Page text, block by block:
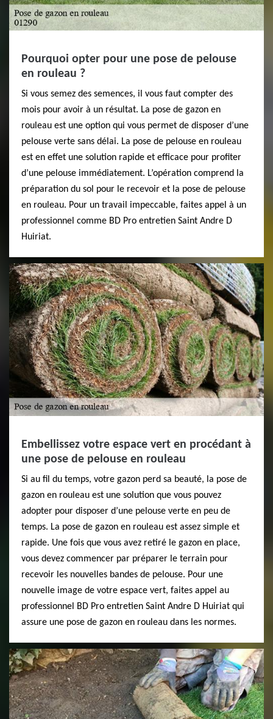
Pourquoi opter pour une pose de pelouse
en rouleau ?
Si vous semez des semences, il vous faut compter des
mois pour avoir à un résultat. La pose de gazon en
rouleau est une option qui vous permet de disposer d’une
pelouse verte sans délai. La pose de pelouse en rouleau
est en effet une solution rapide et efficace pour profiter
d’une pelouse immédiatement. L’opération comprend la
préparation du sol pour le recevoir et la pose de pelouse
en rouleau. Pour un travail impeccable, faites appel à un
professionnel comme BD Pro entretien Saint Andre D
Huiriat.
Embellissez votre espace vert en procédant à
une pose de pelouse en rouleau
Si au fil du temps, votre gazon perd sa beauté, la pose de
gazon en rouleau est une solution que vous pouvez
adopter pour disposer d’une pelouse verte en peu de
temps. La pose de gazon en rouleau est assez simple et
rapide. Une fois que vous avez retiré le gazon en place,
vous devez commencer par préparer le terrain pour
recevoir les nouvelles bandes de pelouse. Pour une
nouvelle image de votre espace vert, faites appel au
professionnel BD Pro entretien Saint Andre D Huiriat qui
assure une pose de gazon en rouleau dans les normes.